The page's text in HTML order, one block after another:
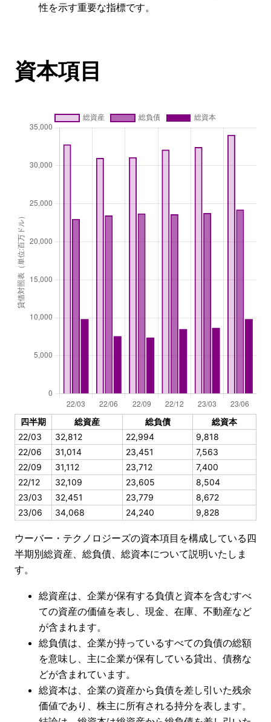
性を示す重要な指標です。
資本項目
四半期 総資産 総負債
総資本
22/03
32,812 22,994
9,818
22/06
31,014 23,451
7,563
22/09
31,112 23,712
7,400
22/12
32,109 23,605
8,504
23/03
32,451 23,779
8,672
23/06
34,068 24,240 9,828
ウーバー・テクノロジーズの資本項目を構成している四
半期別総資産、総負債、総資本について説明いたしま
す。
総資産は、企業が保有する負債と資本を含むすべ
ての資産の価値を表し、現金、在庫、不動産など
が含まれます。
総負債は、企業が持っているすべての負債の総額
を意味し、主に企業が保有している貸出、債務な
どが含まれています。
総資本は、企業の資産から負債を差し引いた残余
価値であり、株主に所有される持分を表します。